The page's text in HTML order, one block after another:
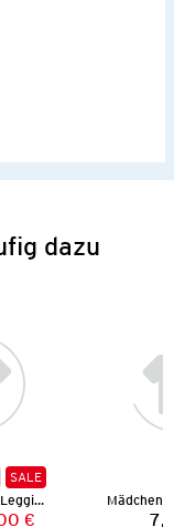
dazu
SALE
Mädchen Capri-Leggings
€
Mädchen